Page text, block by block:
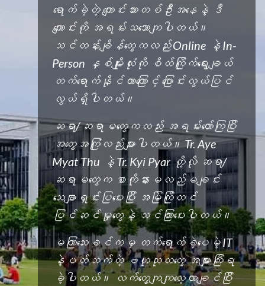
ရောက်ခဲ့တဲ့ ကျောင်းသားတစ်ဦးအနေနဲ့ ဒီ
ကျောင်းကို အရမ်းသဘောကျပါတယ်။
သင်တန်းချိန်တွေကလည်း Online နဲ့ In-
Person နှစ်မျိုးလုံးကို စိတ်ကြိုက်ရွေးချယ်
တက်ရောက်နိုင်တာကြောင့် ပြောင်းလွယ်ပြင်
လွယ်ရှိပါတယ်။
ဆရာ/ဆရာမတွေကလည်း အရမ်းတော်ကြပြီး
အတွေ့အကြုံလည်းများပါတယ်။ Tr. Aye
Myat Thu နဲ့ Tr. Kyi Pyar တို့လို ဆရာ/
ဆရာမတွေက စာကိုနားမလည်မချင်း
သေချာရှင်းပြပေးပြီး အမြဲကြိုတင်
ပြင်ဆင်မှုတွေနဲ့ သင်ကြားပေးပါတယ်။
မကြာသေးခင်ကမှ တက်ရောက်ခဲ့ပေမဲ့ IT
နဲ့ပတ်သက်တဲ့ ဗဟုသုတတွေ အများကြီးရ
ခဲ့ပါတယ်။ လက်တွေ့ကျကျလေ့လာချင်ပြီး